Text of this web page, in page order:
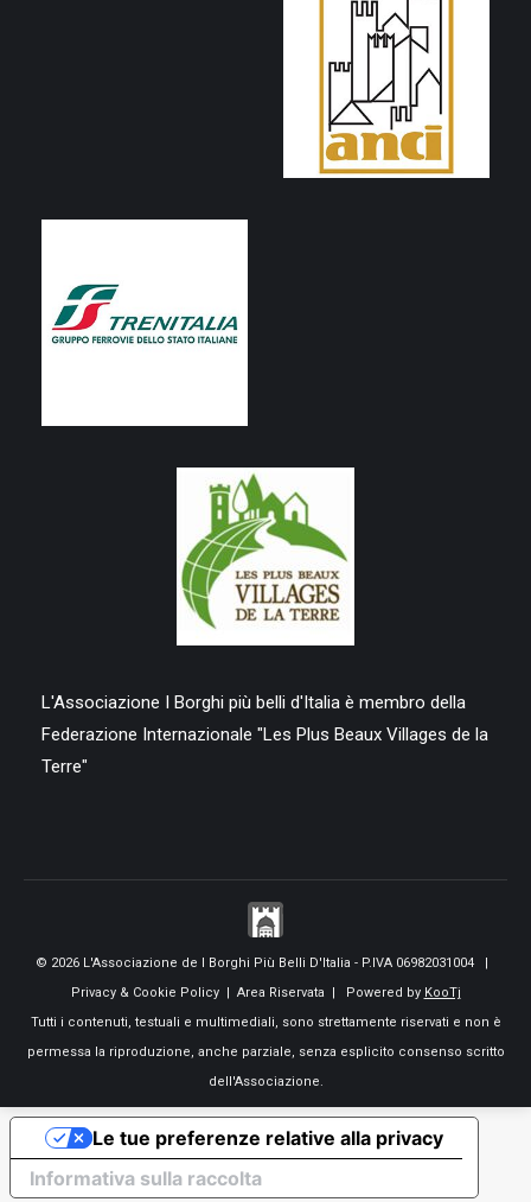
L'Associazione I Borghi più belli d'Italia è membro della
Federazione Internazionale "Les Plus Beaux Villages de la
Terre"
© 2026 L'Associazione de I Borghi Più Belli D'Italia - P.IVA 06982031004 |
Privacy & Cookie Policy| Area Riservata | Powered by KooTj
Tutti i contenuti, testuali e multimediali, sono strettamente riservati e non è
permessa la riproduzione, anche parziale, senza esplicito consenso scritto
dell'Associazione.
Informativa sulla raccolta
Le tue preferenze relative alla privacy